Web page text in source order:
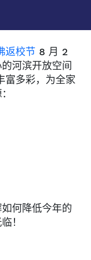
返校节 8 月 2
河滨开放空间
富多彩，为全家
何降低今年的
！